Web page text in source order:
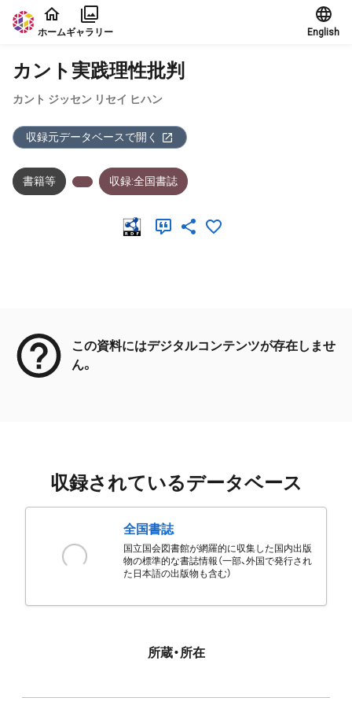
本文に飛ぶ
ホームギャラリー English
カント実践理性批判
カント ジッセン リセイ ヒハン
収録元データベースで開く
書籍等 収録:全国書誌
この資料にはデジタルコンテンツが存在しませ
ん。
収録されているデータベース
全国書誌
国立国会図書館が網羅的に収集した国内出版
物の標準的な書誌情報（一部、外国で発行され
た日本語の出版物も含む）
所蔵・所在